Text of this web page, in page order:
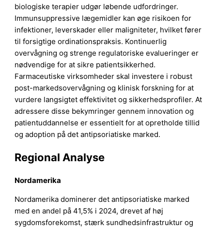
biologiske terapier udgør løbende udfordringer.
Immunsuppressive lægemidler kan øge risikoen for
infektioner, leverskader eller maligniteter, hvilket fører
til forsigtige ordinationspraksis. Kontinuerlig
overvågning og strenge regulatoriske evalueringer er
nødvendige for at sikre patientsikkerhed.
Farmaceutiske virksomheder skal investere i robust
post-markedsovervågning og klinisk forskning for at
vurdere langsigtet effektivitet og sikkerhedsprofiler. At
adressere disse bekymringer gennem innovation og
patientuddannelse er essentielt for at opretholde tillid
og adoption på det antipsoriatiske marked.
Regional Analyse
Nordamerika
Nordamerika dominerer det antipsoriatiske marked
med en andel på 41,5% i 2024, drevet af høj
sygdomsforekomst, stærk sundhedsinfrastruktur og